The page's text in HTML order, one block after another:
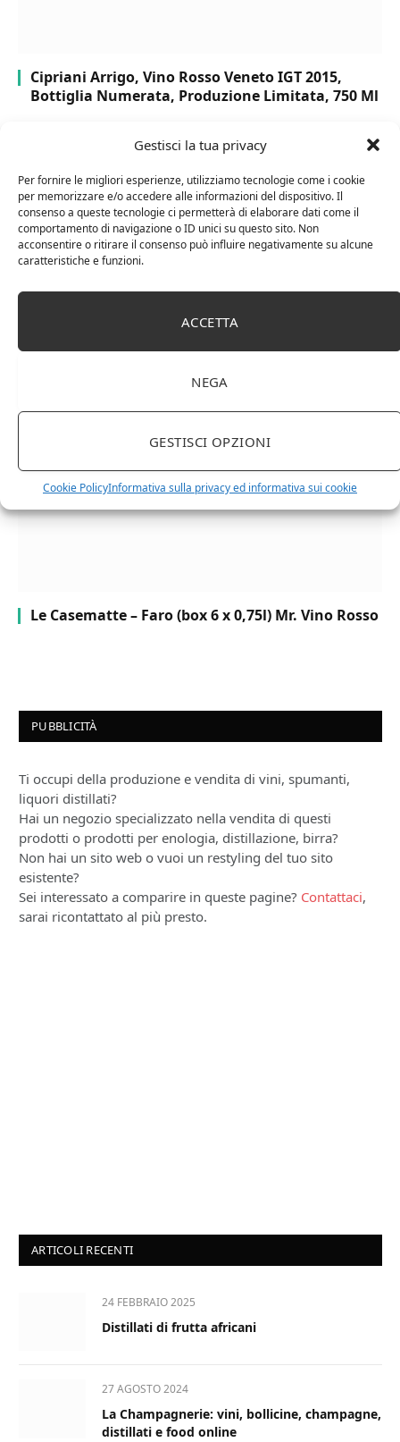
Gestisci la tua privacy
Per fornire le migliori esperienze, utilizziamo tecnologie come i cookie
per memorizzare e/o accedere alle informazioni del dispositivo. Il
consenso a queste tecnologie ci permetterà di elaborare dati come il
comportamento di navigazione o ID unici su questo sito. Non
acconsentire o ritirare il consenso può influire negativamente su alcune
caratteristiche e funzioni.
ACCETTA
NEGA
GESTISCI OPZIONI
Cookie PolicyInformativa sulla privacy ed informativa sui cookie
Cipriani Arrigo, Vino Rosso Veneto IGT 2015,
Bottiglia Numerata, Produzione Limitata, 750 Ml
Le Casematte – Faro (box 6 x 0,75l) Mr. Vino Rosso
PUBBLICITÀ
Ti occupi della produzione e vendita di vini, spumanti,
liquori distillati?
Hai un negozio specializzato nella vendita di questi
prodotti o prodotti per enologia, distillazione, birra?
Non hai un sito web o vuoi un restyling del tuo sito
esistente?
Sei interessato a comparire in queste pagine? Contattaci,
sarai ricontattato al più presto.
ARTICOLI RECENTI
24 FEBBRAIO 2025
Distillati di frutta africani
27 AGOSTO 2024
La Champagnerie: vini, bollicine, champagne,
distillati e food online